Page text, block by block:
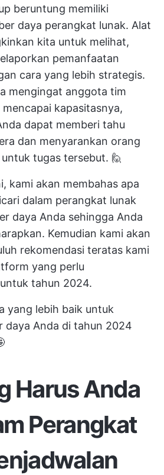
beruntung memiliki
daya perangkat lunak. Alat
kita untuk melihat,
pemanfaatan
cara yang lebih strategis.
mengingat anggota tim
kapasitasnya,
dapat memberi tahu
dan menyarankan orang
tugas tersebut. 🙋
kami akan membahas apa
dalam perangkat lunak
daya Anda sehingga Anda
Kemudian kami akan
rekomendasi teratas kami
yang perlu
tahun 2024.
yang lebih baik untuk
daya Anda di tahun 2024
Harus Anda
Perangkat